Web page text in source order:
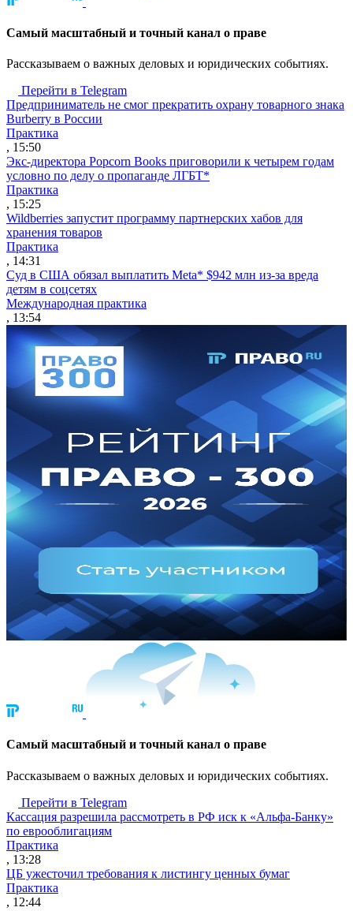
Cамый масштабный и точный канал о праве
Рассказываем о важных деловых и юридических событиях.
Перейти в Telegram
Предприниматель не смог прекратить охрану товарного знака
Burberry в России
Практика
, 15:50
Экс-директора Popcorn Books приговорили к четырем годам
условно по делу о пропаганде ЛГБТ*
Практика
, 15:25
Wildberries запустит программу партнерских хабов для
хранения товаров
Практика
, 14:31
Суд в США обязал выплатить Meta* $942 млн из-за вреда
детям в соцсетях
Международная практика
, 13:54
Cамый масштабный и точный канал о праве
Рассказываем о важных деловых и юридических событиях.
Перейти в Telegram
Кассация разрешила рассмотреть в РФ иск к «Альфа-Банку»
по еврооблигациям
Практика
, 13:28
ЦБ ужесточил требования к листингу ценных бумаг
Практика
, 12:44